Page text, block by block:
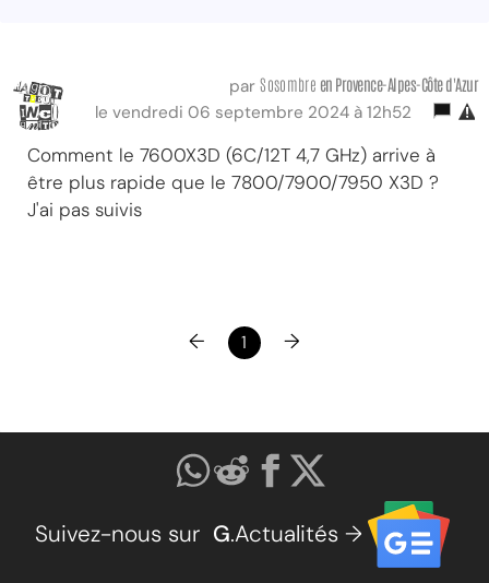
parSosombre en Provence-Alpes-Côte d'Azur
le vendredi 06 septembre 2024 à 12h52
Comment le 7600X3D (6C/12T 4,7 GHz) arrive à
être plus rapide que le 7800/7900/7950 X3D ?
J'ai pas suivis
← 1 →
Suivez-nous sur G.Actualités →